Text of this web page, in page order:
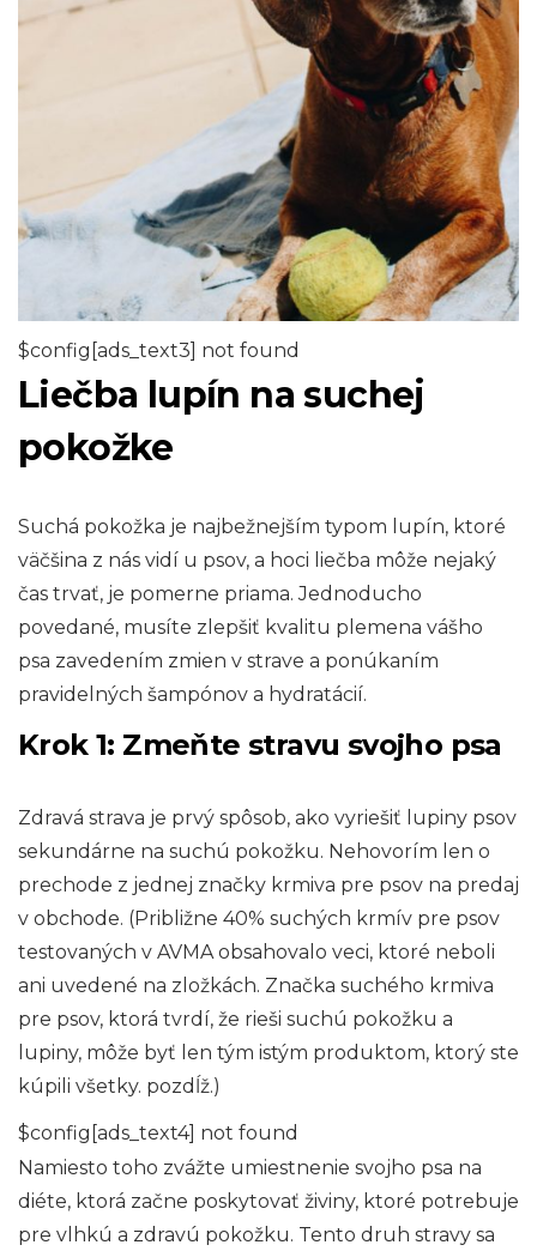
$config[ads_text3] not found
Liečba lupín na suchej
pokožke
Suchá pokožka je najbežnejším typom lupín, ktoré
väčšina z nás vidí u psov, a hoci liečba môže nejaký
čas trvať, je pomerne priama. Jednoducho
povedané, musíte zlepšiť kvalitu plemena vášho
psa zavedením zmien v strave a ponúkaním
pravidelných šampónov a hydratácií.
Krok 1: Zmeňte stravu svojho psa
Zdravá strava je prvý spôsob, ako vyriešiť lupiny psov
sekundárne na suchú pokožku. Nehovorím len o
prechode z jednej značky krmiva pre psov na predaj
v obchode. (Približne 40% suchých krmív pre psov
testovaných v AVMA obsahovalo veci, ktoré neboli
ani uvedené na zložkách. Značka suchého krmiva
pre psov, ktorá tvrdí, že rieši suchú pokožku a
lupiny, môže byť len tým istým produktom, ktorý ste
kúpili všetky. pozdĺž.)
$config[ads_text4] not found
Namiesto toho zvážte umiestnenie svojho psa na
diéte, ktorá začne poskytovať živiny, ktoré potrebuje
pre vlhkú a zdravú pokožku. Tento druh stravy sa